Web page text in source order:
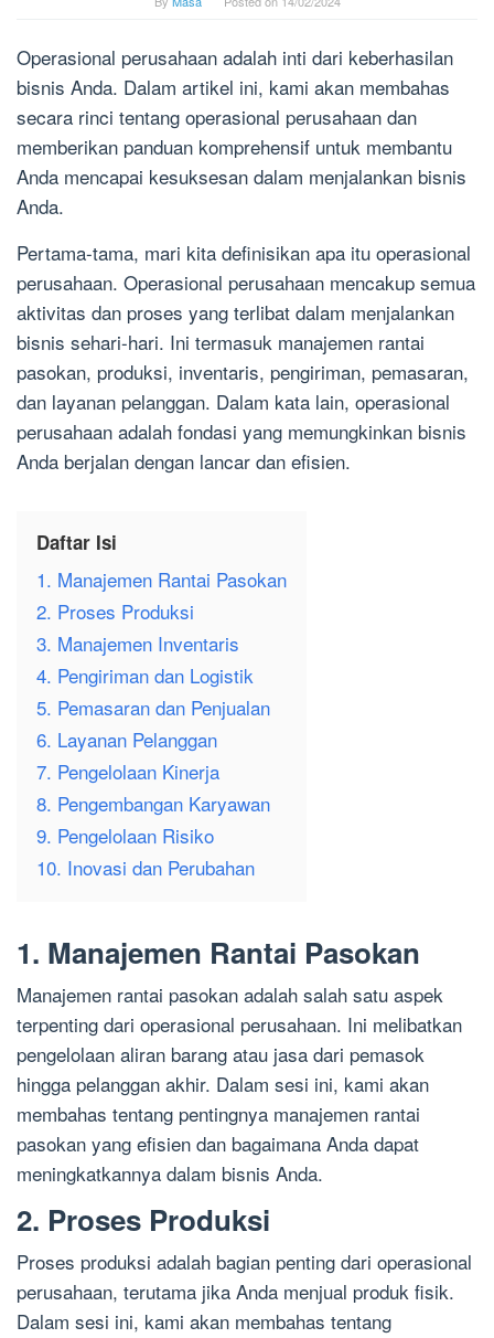
Operasional perusahaan adalah inti dari keberhasilan
bisnis Anda. Dalam artikel ini, kami akan membahas
secara rinci tentang operasional perusahaan dan
memberikan panduan komprehensif untuk membantu
Anda mencapai kesuksesan dalam menjalankan bisnis
Anda.
Pertama-tama, mari kita definisikan apa itu operasional
perusahaan. Operasional perusahaan mencakup semua
aktivitas dan proses yang terlibat dalam menjalankan
bisnis sehari-hari. Ini termasuk manajemen rantai
pasokan, produksi, inventaris, pengiriman, pemasaran,
dan layanan pelanggan. Dalam kata lain, operasional
perusahaan adalah fondasi yang memungkinkan bisnis
Anda berjalan dengan lancar dan efisien.
Daftar Isi
1. Manajemen Rantai Pasokan
2. Proses Produksi
3. Manajemen Inventaris
4. Pengiriman dan Logistik
5. Pemasaran dan Penjualan
6. Layanan Pelanggan
7. Pengelolaan Kinerja
8. Pengembangan Karyawan
9. Pengelolaan Risiko
10. Inovasi dan Perubahan
1. Manajemen Rantai Pasokan
Manajemen rantai pasokan adalah salah satu aspek
terpenting dari operasional perusahaan. Ini melibatkan
pengelolaan aliran barang atau jasa dari pemasok
hingga pelanggan akhir. Dalam sesi ini, kami akan
membahas tentang pentingnya manajemen rantai
pasokan yang efisien dan bagaimana Anda dapat
meningkatkannya dalam bisnis Anda.
2. Proses Produksi
Proses produksi adalah bagian penting dari operasional
perusahaan, terutama jika Anda menjual produk fisik.
Dalam sesi ini, kami akan membahas tentang